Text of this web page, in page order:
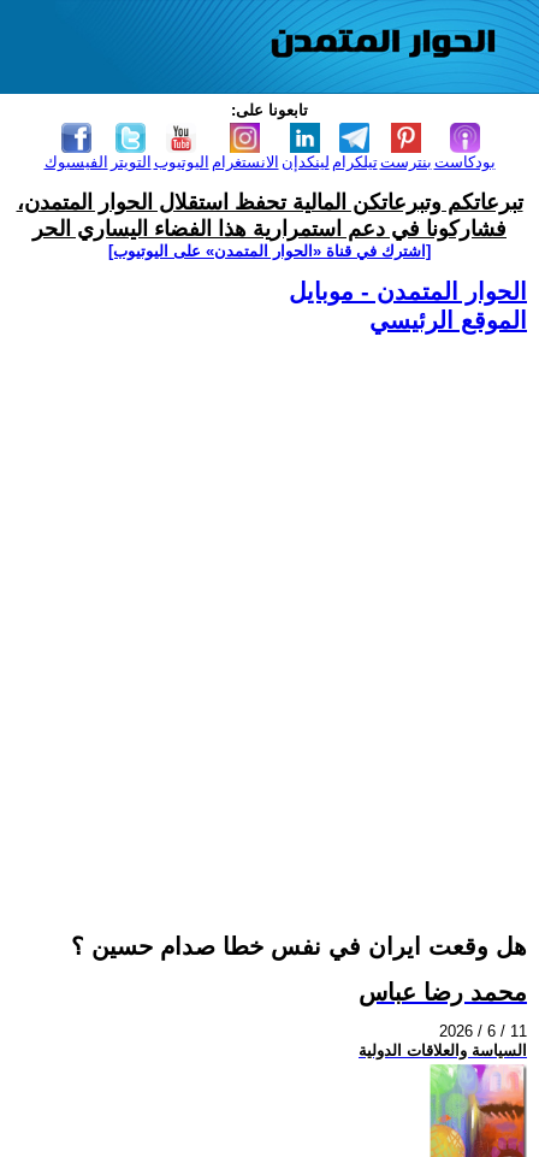
تابعونا على:
الفيسبوك التويتر اليوتيوب الانستغرام لينكدإن تيلكرامبنترست بودكاست
تبرعاتكم وتبرعاتكن المالية تحفظ استقلال الحوار المتمدن،
فشاركونا في دعم استمرارية هذا الفضاء اليساري الحر
[اشترك في قناة ‫«الحوار المتمدن» على اليوتيوب]
الحوار المتمدن - موبايل
الموقع الرئيسي
هل وقعت ايران في نفس خطا صدام حسين ؟
محمد رضا عباس
2026 / 6 / 11
السياسة والعلاقات الدولية